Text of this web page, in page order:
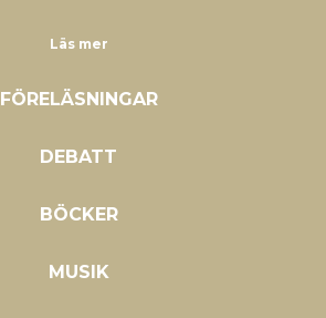
Läs mer
FÖRELÄSNINGAR
DEBATT
BÖCKER
MUSIK